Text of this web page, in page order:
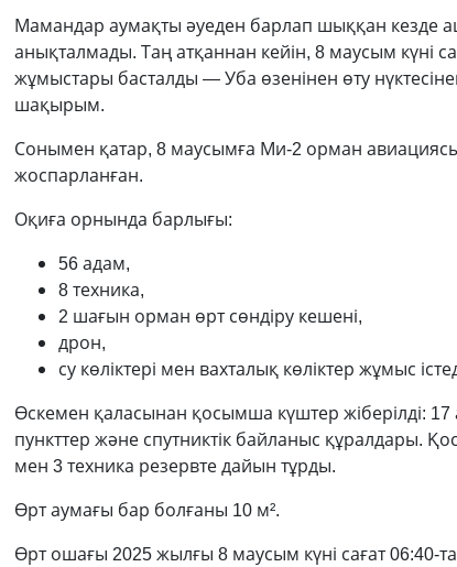
Мамандар аумақты әуеден барлап шыққан кезде
анықталмады. Таң атқаннан кейін, 8 маусым күні
жұмыстары басталды — Уба өзенінен өту
шақырым.
Сонымен қатар, 8 маусымға Ми-2 орман
жоспарланған.
Оқиға орнында барлығы:
56 адам,
8 техника,
2 шағын орман өрт сөндіру кешені,
дрон,
су көліктері мен вахталық көліктер жұмыс
Өскемен қаласынан қосымша күштер жіберілді: 17
пункттер және спутниктік байланыс құралдары.
мен 3 техника резервте дайын тұрды.
Өрт аумағы бар болғаны 10 м².
Өрт ошағы 2025 жылғы 8 маусым күні сағат 06:40-